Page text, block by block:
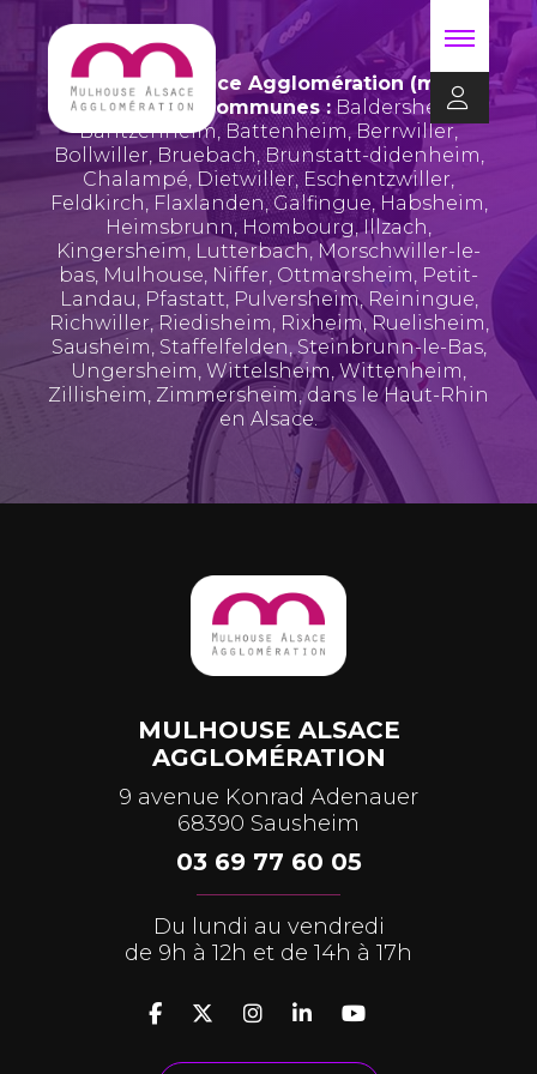
Mulhouse Alsace Agglomération (m2A)
regroupe 39 communes : Baldersheim,
Bantzenheim, Battenheim, Berrwiller,
Bollwiller, Bruebach,Brunstatt-didenheim,
Chalampé, Dietwiller, Eschentzwiller,
Feldkirch, Flaxlanden,Galfingue, Habsheim,
Heimsbrunn, Hombourg,Illzach,
Kingersheim, Lutterbach, Morschwiller-le-
bas, Mulhouse, Niffer, Ottmarsheim, Petit-
Landau, Pfastatt, Pulversheim, Reiningue,
Richwiller, Riedisheim, Rixheim,Ruelisheim,
Sausheim, Staffelfelden, Steinbrunn-le-Bas,
Ungersheim, Wittelsheim,Wittenheim,
Zillisheim, Zimmersheim, dans le Haut-Rhin
en Alsace.
MULHOUSE ALSACE
AGGLOMÉRATION
9 avenue Konrad Adenauer
68390 Sausheim
03 69 77 60 05
Du lundi au vendredi
de 9h à 12h et de 14h à 17h